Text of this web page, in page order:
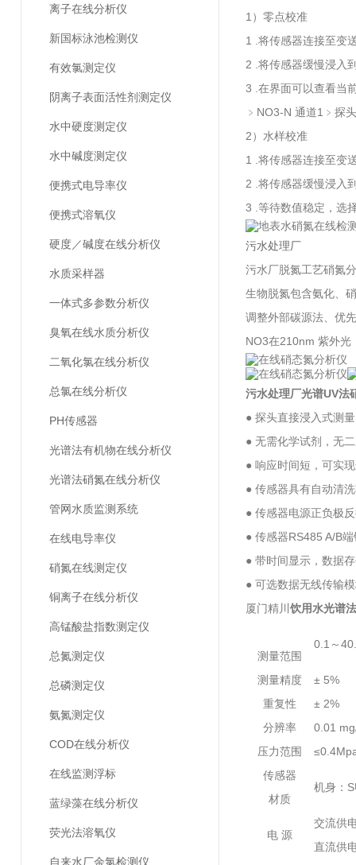
离子在线分析仪
新国标泳池检测仪
有效氯测定仪
阴离子表面活性剂测定仪
水中硬度测定仪
水中碱度测定仪
便携式电导率仪
便携式溶氧仪
硬度／碱度在线分析仪
水质采样器
一体式多参数分析仪
臭氧在线水质分析仪
二氧化氯在线分析仪
总氯在线分析仪
PH传感器
光谱法有机物在线分析仪
光谱法硝氮在线分析仪
管网水质监测系统
在线电导率仪
硝氮在线测定仪
铜离子在线分析仪
高锰酸盐指数测定仪
总氮测定仪
总磷测定仪
氨氮测定仪
COD在线分析仪
在线监测浮标
蓝绿藻在线分析仪
荧光法溶氧仪
自来水厂余氯检测仪
1）零点校准
1 .将传感器连接至变
2 .将传感器缓慢浸入
3 .在界面可以查看当
﹥NO3-N 通道1﹥探
2）水样校准
1 .将传感器连接至变
2 .将传感器缓慢浸入
3 .等待数值稳定，选
污水处理厂
污水厂脱氮工艺硝氮
生物脱氮包含氨化、
调整外部碳源法、优
NO3在210nm 紫外光
污水处理厂光谱UV法
● 探头直接浸入式测
● 无需化学试剂，无
● 响应时间短，可实
● 传感器具有自动清
● 传感器电源正负极
● 传感器RS485 A/B
● 带时间显示，数据
● 可选数据无线传输
厦门精川 饮用水光谱
测量范围
0.1～
测量精度
± 5%
重复性
± 2%
分辨率
0.01
压力范围
传感器
材质
机身：
电 源
交流供
直流供